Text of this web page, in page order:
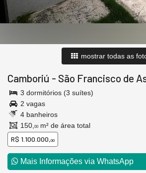
mostrar todas as
Camboriú - São Francisco de
3 dormitórios (3 suítes)
2 vagas
4 banheiros
150, 00 m² de área total
R$ 1.100.000,00
Mais Informações via WhatsApp